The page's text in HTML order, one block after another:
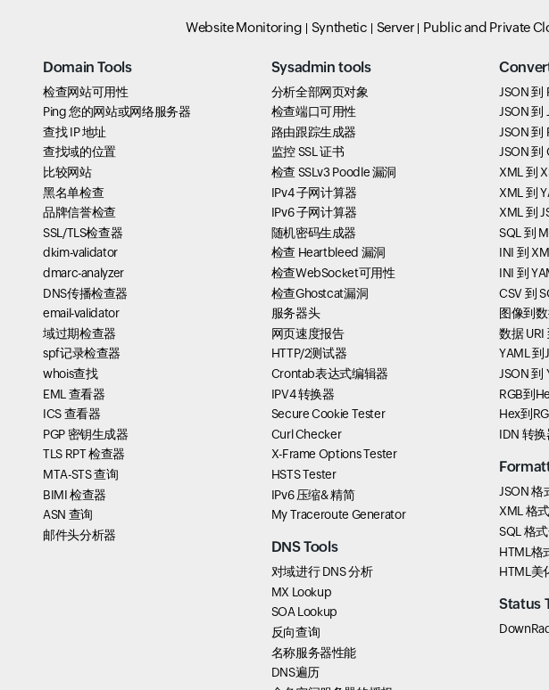
Website Monitoring Synthetic Server Public and Private
Domain Tools
检查网站可用性
Ping 您的网站或网络服务器
查找 IP 地址
查找域的位置
比较网站
黑名单检查
品牌信誉检查
SSL/TLS检查器
dkim-validator
dmarc-analyzer
DNS传播检查器
email-validator
域过期检查器
spf记录检查器
whois查找
EML 查看器
ICS 查看器
PGP 密钥生成器
TLS RPT 检查器
MTA-STS 查询
BIMI 检查器
ASN 查询
邮件头分析器
Sysadmin tools
分析全部网页对象
检查端口可用性
路由跟踪生成器
监控 SSL 证书
检查 SSLv3 Poodle 漏洞
IPv4 子网计算器
IPv6 子网计算器
随机密码生成器
检查 Heartbleed 漏洞
检查WebSocket可用性
检查Ghostcat漏洞
服务器头
网页速度报告
HTTP/2测试器
Crontab表达式编辑器
IPV4 转换器
Secure Cookie Tester
Curl Checker
X-Frame Options Tester
HSTS Tester
IPv6 压缩& 精简
My Traceroute Generator
DNS Tools
对域进行 DNS 分析
MX Lookup
SOA Lookup
反向查询
名称服务器性能
DNS遍历
JSON
JSON 到
JSON 到
JSON 到
XML 到
XML 到
XML 到
SQL 到
INI 到
INI 到
CSV 到
图像到
数据 URI
YAML 到
JSON 到
RGB到
Hex到
IDN 转换
JSON
XML 格
SQL 格
HTML格
HTML美
Status